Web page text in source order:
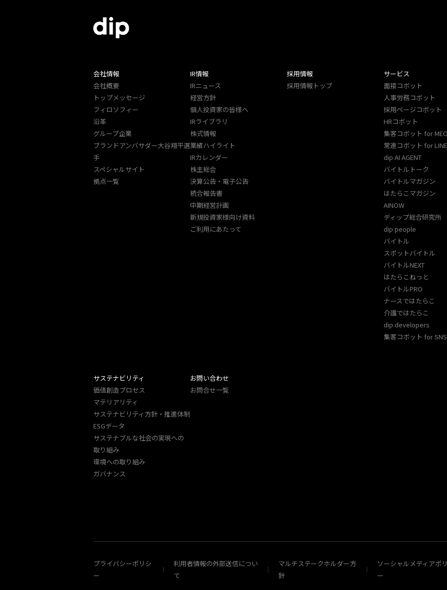
会社情報
会社概要
トップメッセージ
フィロソフィー
沿革
グループ企業
ブランドアンバサダー大谷翔平選
手
スペシャルサイト
拠点一覧
IR情報
IRニュース
経営方針
個人投資家の皆様へ
IRライブラリ
株式情報
業績ハイライト
IRカレンダー
株主総会
決算公告・電子公告
統合報告書
中期経営計画
新規投資家様向け資料
ご利用にあたって
採用情報
採用情報トップ
サービス
面接コボット
人事労務コボット​
採用ページコボット​
HRコボット
集客コボット for MEO
常連コボット for LINE​
dip AI AGENT
バイトルトーク
バイトルマガジン
はたらこマガジン
AINOW
ディップ総合研究所
dip people
バイトル
スポットバイトル
バイトルNEXT
はたらこねっと
バイトルPRO
ナースではたらこ
介護ではたらこ
dip developers
集客コボット for
サステナビリティ
価値創造プロセス
マテリアリティ
サステナビリティ方針・推進体制
ESGデータ
サステナブルな社会の実現への
取り組み
環境への取り組み
ガバナンス
お問い合わせ
お問合せ一覧
プライバシーポリシ
ー
利用者情報の外部送信につい
て
マルチステークホルダー方
針
ソーシャルメディアポ
ー